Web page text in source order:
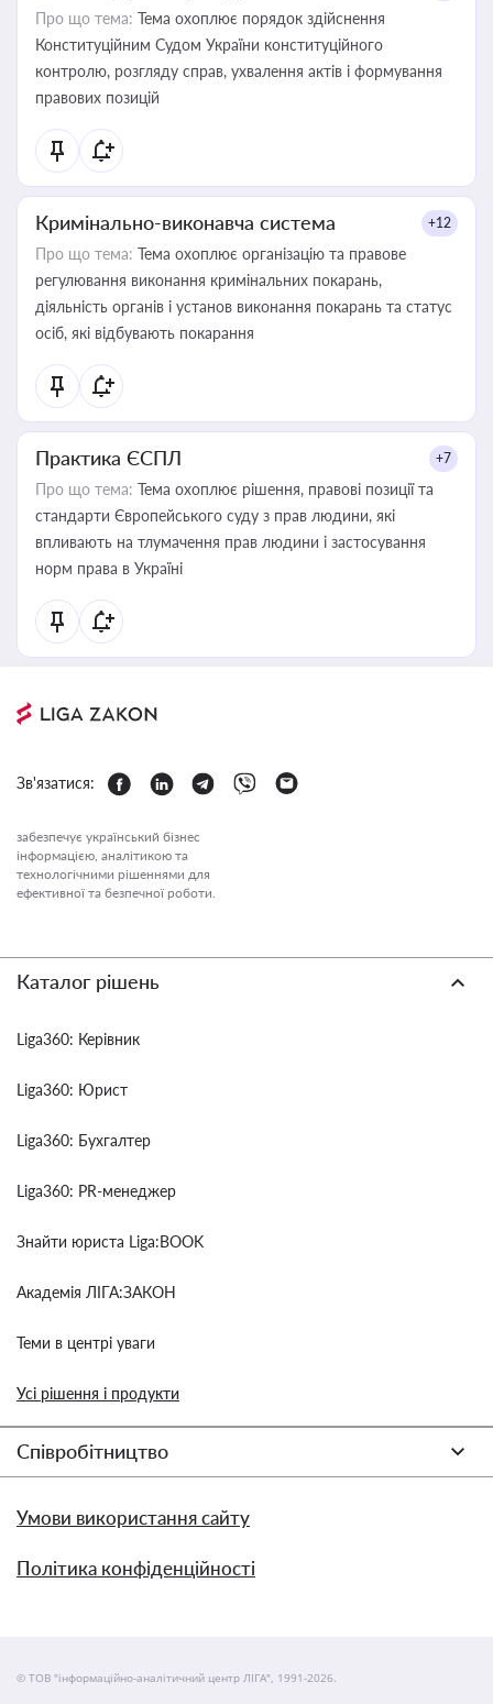
Про що тема: Тема охоплює порядок здійснення
Конституційним Судом України конституційного
контролю, розгляду справ, ухвалення актів і формування
правових позицій
Кримінально-виконавча система +12
Про що тема: Тема охоплює організацію та правове
регулювання виконання кримінальних покарань,
діяльність органів і установ виконання покарань та статус
осіб, які відбувають покарання
Практика ЄСПЛ +7
Про що тема: Тема охоплює рішення, правові позиції та
стандарти Європейського суду з прав людини, які
впливають на тлумачення прав людини і застосування
норм права в Україні
Зв'язатися:
забезпечує український бізнес
інформацією, аналітикою та
технологічними рішеннями для
ефективної та безпечної роботи.
Каталог рішень
Liga360: Керівник
Liga360: Юрист
Liga360: Бухгалтер
Liga360: PR-менеджер
Знайти юриста Liga:BOOK
Академія ЛІГА:ЗАКОН
Теми в центрі уваги
Усі рішення і продукти
Співробітництво
Умови використання сайту
Політика конфіденційності
© ТОВ "інформаційно-аналітичний центр ЛІГА", 1991-2026.